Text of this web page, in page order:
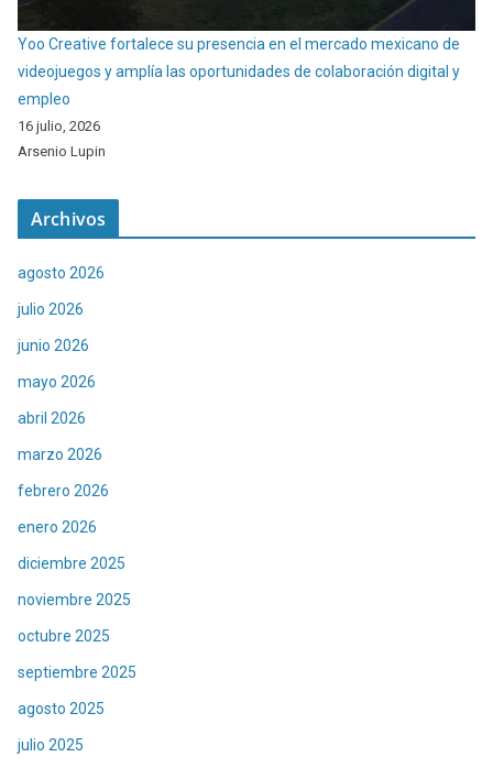
Yoo Creative fortalece su presencia en el mercado mexicano de
videojuegos y amplía las oportunidades de colaboración digital y
empleo
16 julio, 2026
Arsenio Lupin
Archivos
agosto 2026
julio 2026
junio 2026
mayo 2026
abril 2026
marzo 2026
febrero 2026
enero 2026
diciembre 2025
noviembre 2025
octubre 2025
septiembre 2025
agosto 2025
julio 2025